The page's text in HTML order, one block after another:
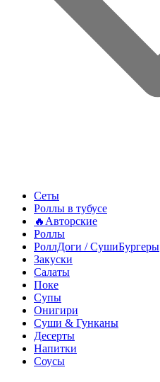
Сеты
Роллы в тубусе
🔥Авторские
Роллы
РоллДоги / СушиБургеры
Закуски
Салаты
Поке
Супы
Онигири
Суши & Гунканы
Десерты
Напитки
Соусы